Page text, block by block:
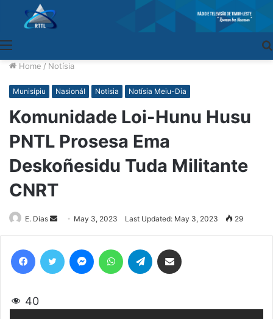
Home / Notísia
Munisípiu Nasionál Notísia Notísia Meiu-Dia
Komunidade Loi-Hunu Husu
PNTL Prosesa Ema
Deskoñesidu Tuda Militante
CNRT
E. Dias
Send
an
May 3, 2023 Last Updated: May 3, 2023 29
40